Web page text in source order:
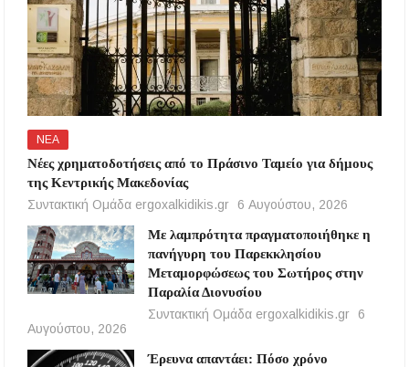
ΝΕΑ
Νέες χρηματοδοτήσεις από το Πράσινο Ταμείο για δήμους
της Κεντρικής Μακεδονίας
Συντακτική Ομάδα ergoxalkidikis.gr
6 Αυγούστου, 2026
Με λαμπρότητα πραγματοποιήθηκε η
πανήγυρη του Παρεκκλησίου
Μεταμορφώσεως του Σωτήρος στην
Παραλία Διονυσίου
Συντακτική Ομάδα ergoxalkidikis.gr
6
Αυγούστου, 2026
Έρευνα απαντάει: Πόσο χρόνο